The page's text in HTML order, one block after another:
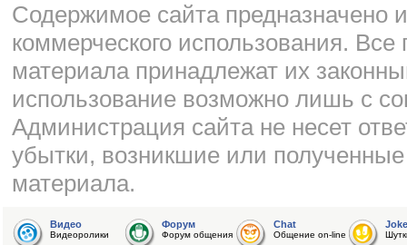
Cодержимое сайта предназначено
коммерческого использования.
материала принадлежат их
использование возможно лишь с
Администрация сайта не несет
убытки, возникшие или
материала.
Видео
Видеоролики
Форум
Форум общения
Chat
Общение on-line
Joke